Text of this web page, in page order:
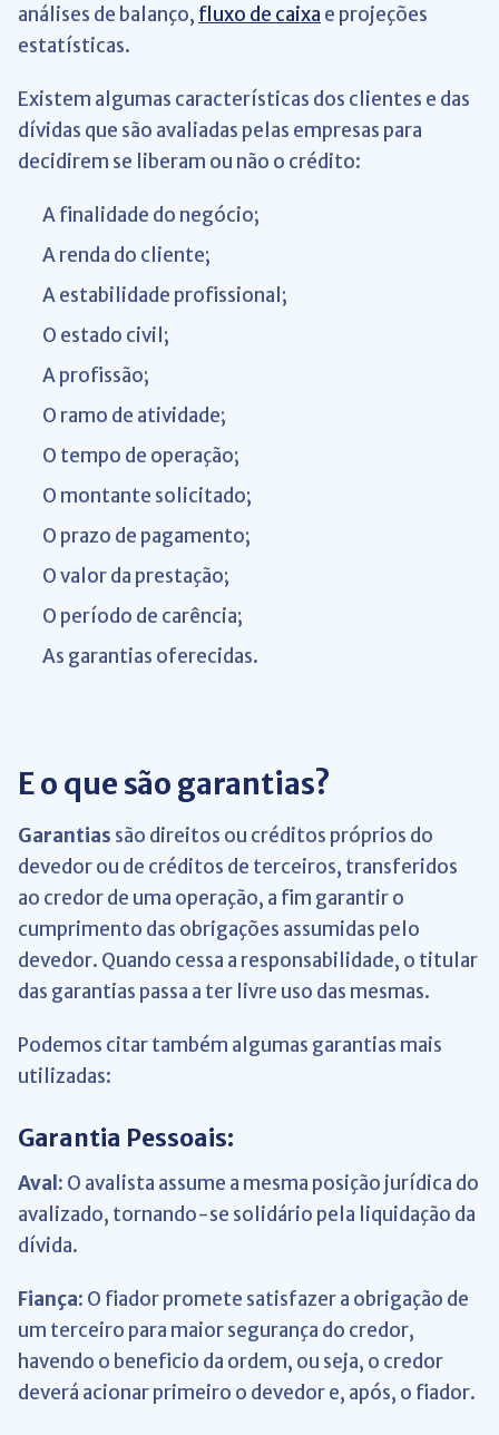
análises de balanço, fluxo de caixa e projeções
estatísticas.
Existem algumas características dos clientes e das
dívidas que são avaliadas pelas empresas para
decidirem se liberam ou não o crédito:
A finalidade do negócio;
A renda do cliente;
A estabilidade profissional;
O estado civil;
A profissão;
O ramo de atividade;
O tempo de operação;
O montante solicitado;
O prazo de pagamento;
O valor da prestação;
O período de carência;
As garantias oferecidas.
E o que são garantias?
Garantias são direitos ou créditos próprios do
devedor ou de créditos de terceiros, transferidos
ao credor de uma operação, a fim garantir o
cumprimento das obrigações assumidas pelo
devedor. Quando cessa a responsabilidade, o titular
das garantias passa a ter livre uso das mesmas.
Podemos citar também algumas garantias mais
utilizadas:
Garantia Pessoais:
Aval: O avalista assume a mesma posição jurídica do
avalizado, tornando-se solidário pela liquidação da
dívida.
Fiança: O fiador promete satisfazer a obrigação de
um terceiro para maior segurança do credor,
havendo o beneficio da ordem, ou seja, o credor
deverá acionar primeiro o devedor e, após, o fiador.